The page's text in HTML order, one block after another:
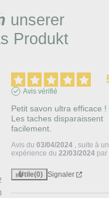
unserer
Produkt
Avis vérifié
Petit savon ultra efficace !
Les taches disparaissent
facilement.
Avis du03/04/2024 , suite à
expérience du22/03/2024 par
Utile(0) Signaler